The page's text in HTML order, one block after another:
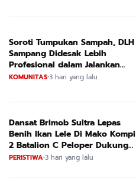
Soroti Tumpukan Sampah, DLH
Sampang Didesak Lebih
Profesional dalam Jalankan
Tugas
KOMUNITAS•3 hari yang lalu
Dansat Brimob Sultra Lepas
Benih Ikan Lele Di Mako Kompi
2 Batalion C Peloper Dukung
ketahanan Pangan Nasional
PERISTIWA•3 hari yang lalu